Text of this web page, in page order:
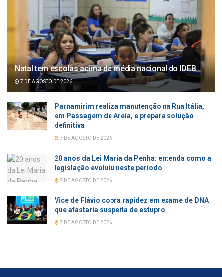
Natal tem escolas acima da média nacional do IDEB
7 DE AGOSTO DE 2026
Parnamirim realiza manutenção na Rua Itália,
em Passagem de Areia, e prepara solução
definitiva
7 DE AGOSTO DE 2026
20 anos da Lei Maria da Penha: entenda como a
legislação evoluiu neste período
7 DE AGOSTO DE 2026
Vice de Flávio cobra rapidez em exame de DNA
que afastaria suspeita de estupro
7 DE AGOSTO DE 2026